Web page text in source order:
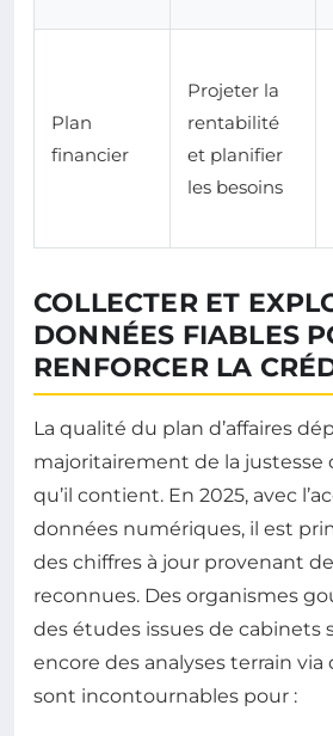
Plan
financier
Projeter la
rentabilité
et planifier
les besoins
COLLECTER ET
DONNÉES FIABLES
RENFORCER LA
La qualité du plan d’affaires
majoritairement de la justesse
qu’il contient. En 2025, avec
données numériques, il est
des chiffres à jour provenant
reconnues. Des organismes
des études issues de cabinets
encore des analyses terrain via
sont incontournables pour :